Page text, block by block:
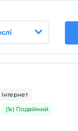
(1x) Подвійний